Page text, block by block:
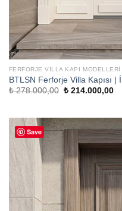
FERFORJE VILLA KAPI MODELLERI
BTLSN Ferforje Villa Kapısı |
₺278.000,00 Orijinal
₺214.000,00Şu
Save